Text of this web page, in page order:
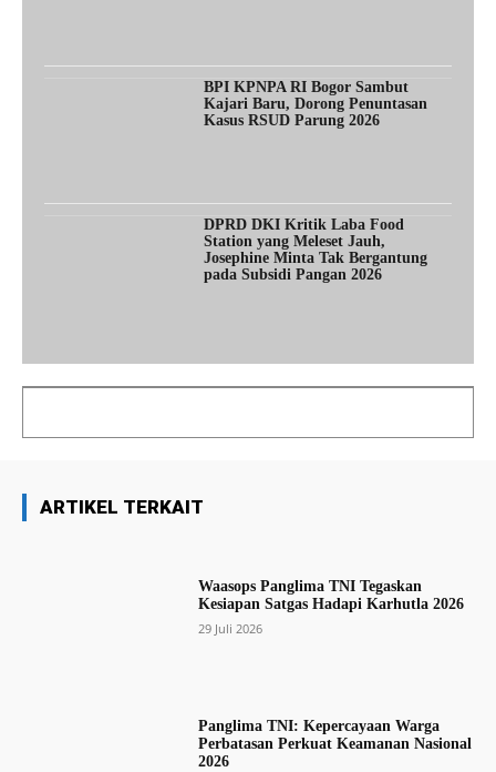
BPI KPNPA RI Bogor Sambut
Kajari Baru, Dorong Penuntasan
Kasus RSUD Parung 2026
DPRD DKI Kritik Laba Food
Station yang Meleset Jauh,
Josephine Minta Tak Bergantung
pada Subsidi Pangan 2026
ARTIKEL TERKAIT
Waasops Panglima TNI Tegaskan
Kesiapan Satgas Hadapi Karhutla 2026
29 Juli 2026
Panglima TNI: Kepercayaan Warga
Perbatasan Perkuat Keamanan Nasional
2026